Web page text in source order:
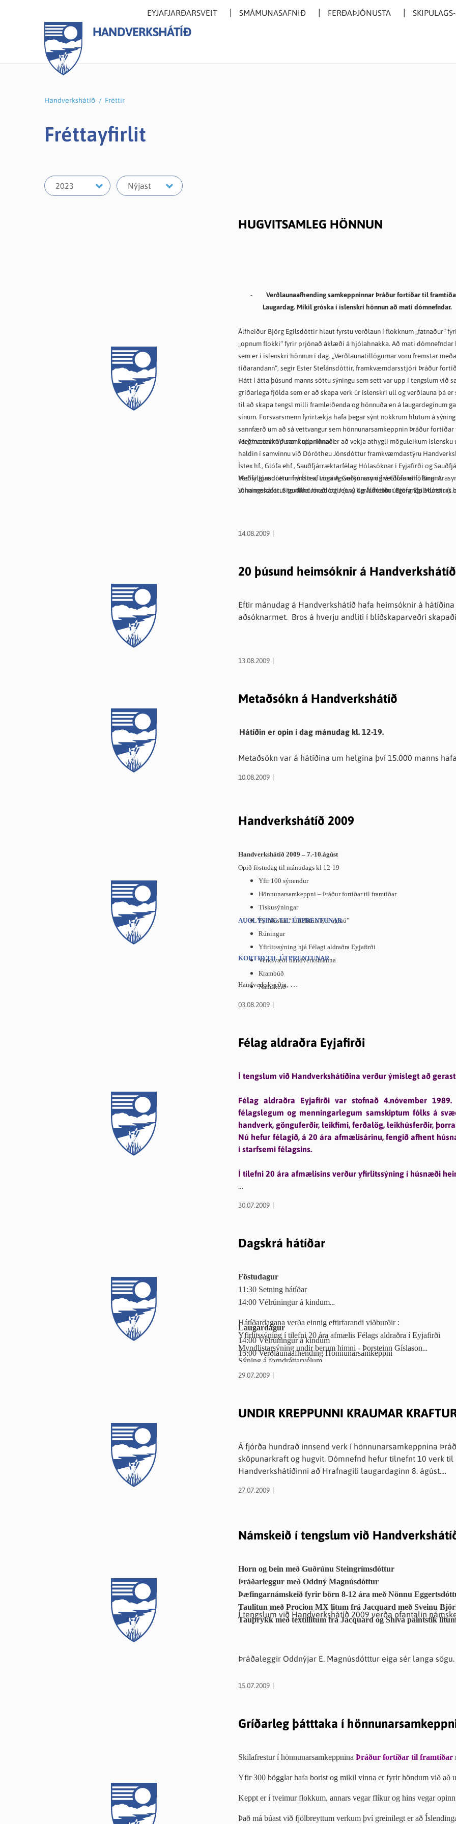
HANDVERKSHÁTÍÐ
EYJAFJARÐARSVEIT SMÁMUNASAFNIÐ FERÐAÞJÓNUSTA
Handverkshátíð / Fréttir
Fréttayfirlit
HUGVITSAMLEG HÖNNUN
-
Verðlaunaafhending samkeppninnar Þráður fortíðar til
Laugardag. Mikil gróska í íslenskri hönnun að mati dómnefndar.
Álfheiður Björg Egilsdóttir hlaut fyrstu verðlaun í flokknum „fatnaður“
„opnum flokki“ fyrir prjónað áklæði á hjólahnakka. Að mati
sem er í íslenskri hönnun í dag. „Verðlaunatillögurnar voru fremstar
tíðarandann“, segir Ester Stefánsdóttir, framkvæmdarsstjóri Þráður
Hátt í átta þúsund manns sóttu sýningu sem sett var upp í tengslum við
gríðarlega fjölda sem er að skapa verk úr íslenskri ull og verðlauna þá
til að skapa tengsl milli framleiðenda og hönnuða en á
sínum. Forsvarsmenn fyrirtækja hafa þegar sýnt nokkrum hlutum á
sannfærð um að sá vettvangur sem hönnunarsamkeppnin Þráður
verðmætasköpunar í ullariðnaði.
Meginmarkmið samkeppninnar er að vekja athygli möguleikum
haldin í samvinnu við Dórótheu Jónsdóttur framkvæmdastýru
Ístex hf., Glófa ehf., Sauðfjárræktarfélag Hólasóknar í Eyjafirði og
Védísi Jónsdóttur frá Ístex, Loga A. Guðjónssyni frá Glófa ehf., Birgi
Jóhannesdóttur textílhönnuði og Jenný Karlsdóttur útgefanda Munsturs
Meðfylgjandi eru myndir af vinningsverkunum og verðlaunahöfunum.
Vinningshafar: Sigurlína Jónsdóttir (t.v.) og Álfheiður Björg Egilsdóttir
14.08.2009
20 þúsund heimsóknir á Handverkshátíð
Eftir mánudag á Handverkshátíð hafa heimsóknir á
aðsóknarmet. Bros á hverju andliti í blíðskaparveðri
13.08.2009
Metaðsókn á Handverkshátíð
Hátíðin er opin í dag mánudag kl. 12-19.
Metaðsókn var á hátíðina um helgina því 15.000 manns
Bros á hverju andliti í 20 stiga hita og sól hefur skapað
rúning á ullinni. Birgir Arason rúningsmaður sýnir daglega
Margt er um óvenjulegt hráefni á svæðinu sem hefur vakið
krydda dagskrána í hvívetna.
Að þessu sinni er staðið að hátíðinni á annan máta en
bagga. Lionsklúbburinn Vitaðsgjafi, þrjú kvenfélög,
ásamt gríðarlegum fjölda tónlistarfólks og skemmtikrafta,
Handverkskona ársins 2009 var verðlaunuð á kvöldvöku í
Steingrímsdóttir handverkskona með meiru.
Hátíðin er vel heppnuð í alla staði og í dag mánudag milli
10.08.2009
Handverkshátíð 2009
Handverkshátíð 2009 – 7.-10.ágúst
Opið föstudag til mánudags kl 12-19
Yfir 100 sýnendur
Hönnunarsamkeppni – Þráður fortíðar til framtíðar
Tískusýningar
Fyrirlestur “Jurtalitun fyrr og nú”
Rúningur
Yfirlitssýning hjá Félagi aldraðra Eyjafirði
Verksvæði handverksmanna
Krambúð
Námskeið
Kvöldvaka
Heimilisiðnaðarfélagið
AUGLÝSING TIL ÚTPRENTUNAR
KORTIÐ TIL ÚTPRENTUNAR
Handverkskveðja,
03.08.2009
Félag aldraðra Eyjafirði
Í tengslum við Handverkshátíðina verður ýmislegt að
Félag aldraðra Eyjafirði var stofnað 4.nóvember
félagslegum og menningarlegum samskiptum fólks á
handverk, gönguferðir, leikfimi, ferðalög, leikhúsferðir,
Nú hefur félagið, á 20 ára afmælisárinu, fengið afhent
í starfsemi félagsins.
Í tilefni 20 ára afmælisins verður yfirlitssýning í húsnæði
30.07.2009
Dagskrá hátíðar
Föstudagur
11:30 Setning hátíðar
14:00 Vélrúningur á kindum
Laugardagur
14:00 Vélrúningur á kindum
15:00 Verðlaunaafhending Hönnunarsamkeppni
20:30 Kvöldvaka
14:00 Vélrúningur á kindum
16:00 Tískusýning
Mánudagur
Hátíðardagana verða einnig eftirfarandi viðburðir :
Yfirlitssýning í tilefni 20 ára afmælis Félags aldraðra í Eyjafirði
Myndlistarsýning undir berum himni - Þorsteinn Gíslason
Sýning á forndráttarvélum
Teymt undir börnum
29.07.2009
UNDIR KREPPUNNI KRAUMAR
Á fjórða hundrað innsend verk í hönnunarsamkeppnina
sköpunarkraft og hugvit. Dómnefnd hefur tilnefnt 10 verk
Handverkshátíðinni að Hrafnagili laugardaginn 8. ágúst.
Meðfylgjandi er mynd af svokölluðum Heklukrílum eftir
27.07.2009
Námskeið í tengslum við
Horn og bein með Guðrúnu Steingrímsdóttur
Þráðarleggur með Oddný Magnúsdóttur
Þæfingarnámskeið fyrir börn 8-12 ára með Nönnu
Taulitun með Procion MX litum frá Jacquard með Sveinu
Tauþrykk með textíllitum frá Jacquard og Shiva paintstik
Í tengslum við Handverkshátíð 2009 verða ofantalin
Þráðaleggir Oddnýjar E. Magnúsdótttur eiga sér langa sögu.
15.07.2009
Gríðarleg þátttaka í
Skilafrestur í hönnunarsamkeppnina Þráður fortíðar til framtíðar
Yfir 300 bögglar hafa borist og mikil vinna er fyrir höndum við að
Keppt er í tveimur flokkum, annars vegar flíkur og hins vegar
Það má búast við fjölbreyttum verkum því greinilegt er að